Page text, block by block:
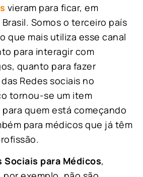
vieram para ficar, em
Somos o terceiro país
que mais utiliza esse canal
para interagir com
quanto para fazer
Redes sociais no
tornou-se um item
quem está começando
para médicos que já têm
Sociais para Médicos,